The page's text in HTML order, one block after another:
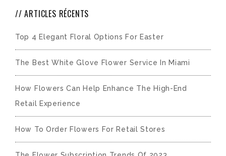
ARTICLES RÉCENTS
Top 4 Elegant Floral Options For Easter
The Best White Glove Flower Service In Miami
How Flowers Can Help Enhance The High-End
Retail Experience
How To Order Flowers For Retail Stores